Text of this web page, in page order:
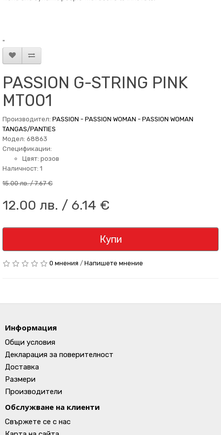
"
PASSION G-STRING PINK
MT001
Производител: PASSION - PASSION WOMAN - PASSION WOMAN
TANGAS/PANTIES
Модел: 68863
Спецификации:
Цвят: розов
Наличност: 1
15.00 лв. / 7.67 €
12.00 лв. / 6.14 €
Купи
0 мнения / Напишете мнение
Информация
Общи условия
Декларация за поверителност
Доставка
Размери
Производители
Обслужване на клиенти
Свържете се с нас